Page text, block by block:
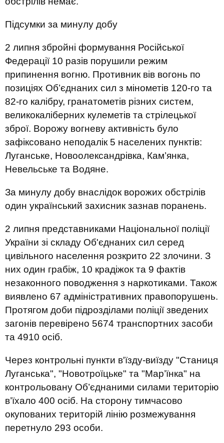
Підсумки за минулу добу
2 липня збройні формування Російської
Федерації 10 разів порушили режим
припинення вогню. Противник вів вогонь по
позиціях Об’єднаних сил з мінометів 120-го та
82-го калібру, гранатометів різних систем,
великокаліберних кулеметів та стрілецької
зброї. Ворожу вогневу активність було
зафіксовано неподалік 5 населених пунктів:
Луганське, Новоолександрівка, Кам’янка,
Невельське та Водяне.
За минулу добу внаслідок ворожих обстрілів
один український захисник зазнав поранень.
2 липня представниками Національної поліції
України зі складу Об'єднаних сил серед
цивільного населення розкрито 22 злочини. З
них один грабіж, 10 крадіжок та 9 фактів
незаконного поводження з наркотиками. Також
виявлено 67 адміністративних правопорушень.
Протягом доби підрозділами поліції зведених
загонів перевірено 5674 транспортних засоби
та 4910 осіб.
Через контрольні пункти в'їзду-виїзду "Станиця
Луганська", "Новотроїцьке" та "Мар’їнка" на
контрольовану Об’єднаними силами територію
в’їхало 400 осіб. На сторону тимчасово
окупованих територій лінію розмежування
перетнуло 293 особи.